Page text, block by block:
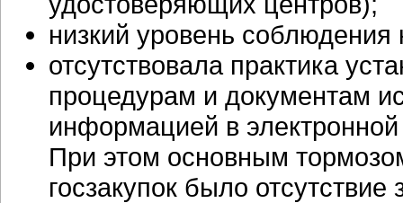
низкий уровень
отсутствовала практика
процедурам и документам
информацией в
При этом основным
госзакупок было